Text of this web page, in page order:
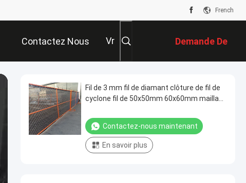
French
Contactez Nous Vr Demande De
Soumission
Fil de 3 mm fil de diamant clôture de fil de
cyclone fil de 50x50mm 60x60mm maillage
Contactez-nous maintenant
En savoir plus